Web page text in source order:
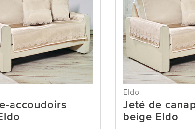
accoudoirs
Eldo
Jeté de
beige Eldo